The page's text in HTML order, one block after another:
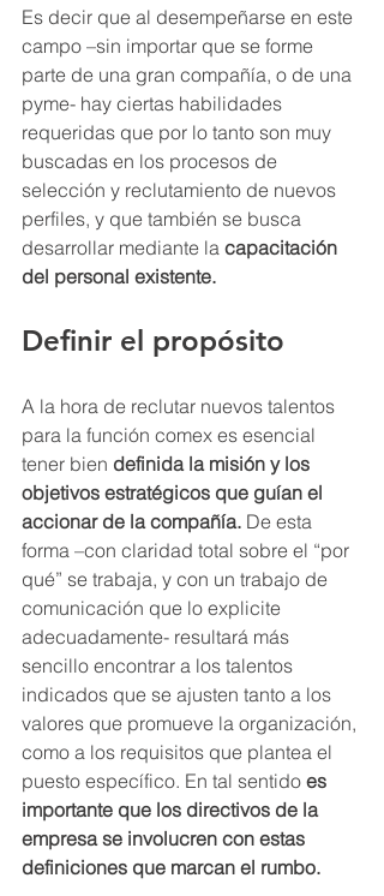
Es decir que al desempeñarse en este
campo –sin importar que se forme
parte de una gran compañía, o de una
pyme- hay ciertas habilidades
requeridas que por lo tanto son muy
buscadas en los procesos de
selección y reclutamiento de nuevos
perfiles, y que también se busca
desarrollar mediante la capacitación
del personal existente.
Definir el propósito
A la hora de reclutar nuevos talentos
para la función comex es esencial
tener bien definida la misión y los
objetivos estratégicos que guían el
accionar de la compañía. De esta
forma –con claridad total sobre el “por
qué” se trabaja, y con un trabajo de
comunicación que lo explicite
adecuadamente- resultará más
sencillo encontrar a los talentos
indicados que se ajusten tanto a los
valores que promueve la organización,
como a los requisitos que plantea el
puesto específico. En tal sentido es
importante que los directivos de la
empresa se involucren con estas
definiciones que marcan el rumbo.